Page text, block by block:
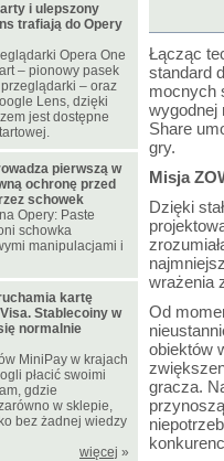
Łącząc
standard
mocnych
wygodnej
Share
gry.
Misja
Dzięki
wrażenia
Od
obiektów
gracza.
i ulepszony
trafiają do Opery
Opera One
– pionowy pasek
– oraz
Lens, dzięki
jest dostępne
pierwszą w
ochronę przed
schowek
Opery: Paste
schowka
manipulacjami i
kartę
Stablecoiny w
normalnie
MiniPay w krajach
płacić swoimi
gdzie
w sklepie,
bez żadnej wiedzy
więcej »